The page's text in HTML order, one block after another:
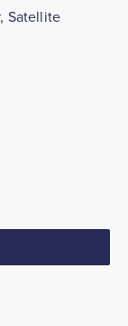
Satellite